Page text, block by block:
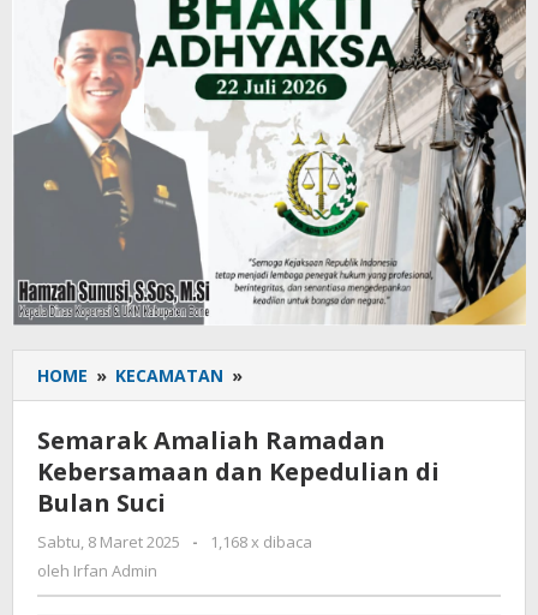
HOME » KECAMATAN »
Amaliah
Ramadan
Kebersamaan
dan
Bulan
Semarak Amaliah Ramadan
Kebersamaan dan Kepedulian di
Bulan Suci
Sabtu, 8 Maret 2025
oleh
-
1,168 x dibaca
oleh Irfan Admin